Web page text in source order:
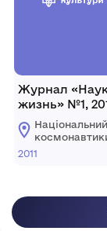
Журнал
жизнь» №1,
С.П.
2011